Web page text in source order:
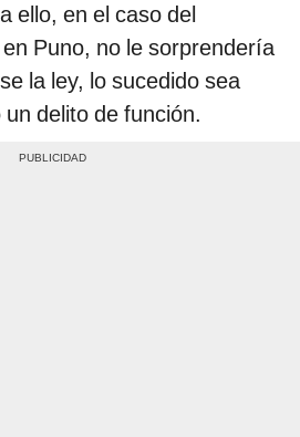
ello, en el caso del
Puno, no le sorprendería
la ley, lo sucedido sea
delito de función.